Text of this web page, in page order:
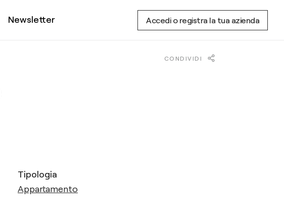
Newsletter Accedi o registra la tua azienda
CONDIVIDI
Tipologia
Appartamento